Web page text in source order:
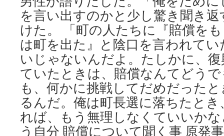
を言い出すのかと少し驚き聞き
けた。 「町の人たちに『賠償を
は町を出た』と陰口を言われて
いじゃないんだよ。たしかに、
ていたときは、賠償なんてどう
も、何かに挑戦してだめだった
るんだ。俺は町長選に落ちたと
れば、もう無理しなくていいか
う自分 賠償について聞く事 原発